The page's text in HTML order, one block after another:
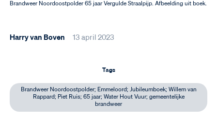
Brandweer Noordoostpolder 65 jaar Vergulde Straalpijp. Afbeelding uit boek.
Harry van Boven 13 april 2023
Tags
Brandweer Noordoostpolder; Emmeloord; Jubileumboek; Willem van
Rappard; Piet Ruis; 65 jaar; Water Hout Vuur; gemeentelijke
brandweer